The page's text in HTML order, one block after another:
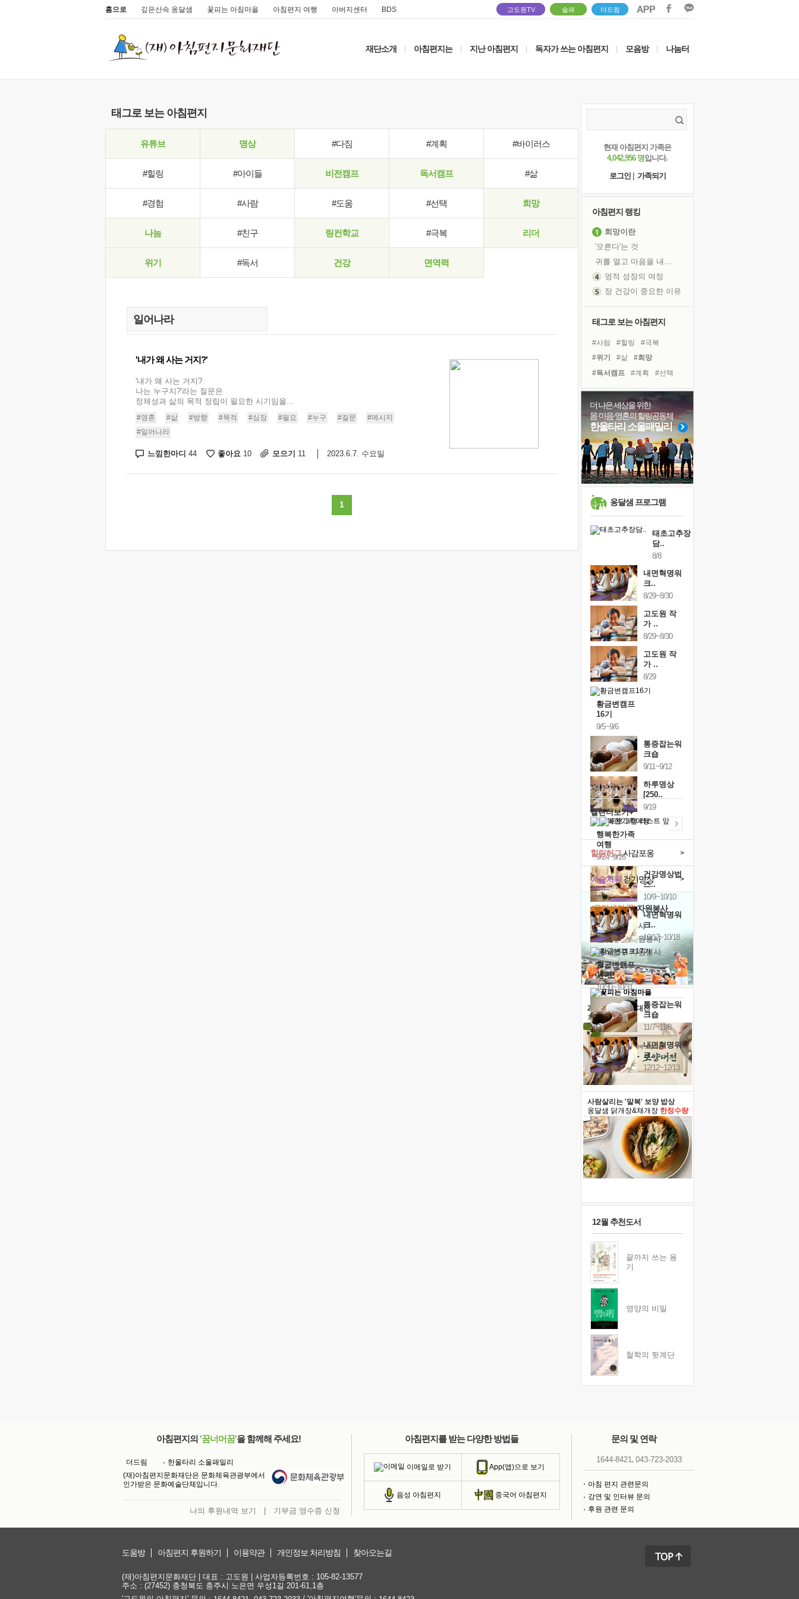
홈으로 깊은산속 옹달샘 꽃피는 아침마을 아침편지 여행 아버지센터 BDS 고도원TV 솔패 더드림
재단소개 아침편지는 지난 아침편지 독자가 쓰는 아침편지 모음방 나눔터
태그로 보는 아침편지
유튜브 명상 #다짐 #계획 #바이러스
#힐링 #아이들 비전캠프 독서캠프 #삶
#경험 #사람 #도움 #선택 희망
나눔 #친구 링컨학교 #극복 리더
위기 #독서 건강 면역력
'내가 왜 사는 거지?'
'내가 왜 사는 거지?
나는 누구지?'라는 질문은
정체성과 삶의 목적 정립이 필요한 시기임을...
#영혼 #삶 #방향 #목적 #심장 #필요 #누구 #질문
#메시지
#일어나라
느낌한마디 44 좋아요 10 모으기 11 2023.6.7. 수요일
1
현재 아침편지 가족은
4,042,956 명입니다.
로그인
가족되기
아침편지 랭킹
희망이란
'모른다'는 것
귀를 열고 마음을 내어주고
영적 성장의 여정
장 건강이 중요한 이유
흙이 된 몸으로 출근하는 여자
꿈이 실제가 되는 것
'말 타는 법'을 먼저
아픈 아버지를 위한 공간 설계
졸업식 사진을 보며
극심한 변비, 어깨결림, 수면 장애
보고 싶은 어머니
마음이 멈춰 버린 곳
유년 시절의 부산 영도 바다
못된 꼰대들
태그로 보는 아침편지
#사람 #힐링
#극복
#위기
#삶
#희망
#독서캠프
#계획
#선택
#면역력
#경험
#바이러스
#다짐
#유튜브
#링컨학교
#나눔
#명상
#건강
#아이들
#비전캠프
#독서
더 나은 세상을 위한
몸·마음·영혼의 힐링공동체
한울타리 소울패밀리
옹달샘 프로그램
태초고추장
담..
8/8
내면혁명워
크..
8/29~8/30
고도원 작
가 ..
8/29~8/30
고도원 작
가 ..
8/29
황금변캠프
16기
9/5~9/6
통증잡는워
크숍
9/11~9/12
하루명상
[250..
9/19
행복한가족
여행
9/24~9/26
건강명상법
스..
10/9~10/10
내면혁명워
크..
10/17~10/18
황금변캠프
17기
10/30~10/31
통증잡는워
크숍
11/7~11/8
내면혁명워
크..
12/12~12/13
캘린더보기+
예술치유걷기명상 >
힐링허그사감포옹 >
'옹달샘의 꽃'자원봉사
· 청년 자원봉사
· 금빛청년 자원봉사
· 음식연구 자원봉사
2026 말복 보양대전
최대74%할인
사람살리는 '말복' 보양 밥상
옹달샘 닭개장&채개장 한정수량
12월 추천도서
끝까지 쓰는 용
기
영양의 비밀
철학의 뒷계단
아침편지의 '꿈너머꿈'을 함께해 주세요!
더드림
한울타리 소울패밀리
(재)아침편지문화재단은 문화체육관광부에서
인가받은 문화예술단체입니다.
나의 후원내역 보기 기부금 영수증 신청
아침편지를 받는 다양한 방법들
이메일로 받기 App(앱)으로 보기
음성 아침편지 중국어 아침편지
문의 및 연락
1644-8421, 043-723-2033
아침 편지 관련문의
강연 및 인터뷰 문의
후원 관련 문의
도움방 아침편지 후원하기 이용약관 개인정보 처리방침 찾아오는길
(재)아침편지문화재단 | 대표 : 고도원 | 사업자등록번호 : 105-82-13577
주소 : (27452) 충청북도 충주시 노은면 우성1길 201-61,1층